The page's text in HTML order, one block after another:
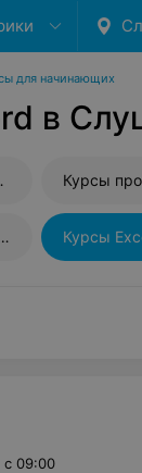
для начинающих
в
для пенсионеров Курсы
с 09:00